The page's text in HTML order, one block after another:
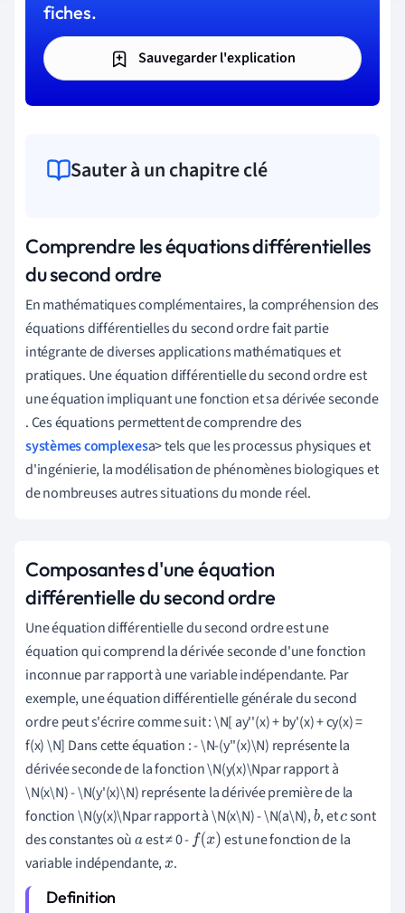
fiches.
Sauvegarder l'explication
Sauter à un chapitre clé
Comprendre les équations différentielles
du second ordre
Enmathématiquescomplémentaires,lacompréhensiondes
équationsdifférentiellesdusecondordrefaitpartie
intégrantedediversesapplicationsmathématiqueset
pratiques. Uneéquationdifférentielledusecondordreest
uneéquationimpliquantunefonctionetsadérivéeseconde
.Ceséquationspermettentdecomprendredes
systèmes complexesa>telsquelesprocessusphysiqueset
d'ingénierie,lamodélisationdephénomènesbiologiqueset
denombreusesautressituationsdumonderéel.
Composantes d'une équation
différentielle du second ordre
Une équation différentielle du second ordre est une
équation qui comprend la dérivée seconde d'une fonction
inconnue par rapport à une variable indépendante. Par
exemple, une équation différentielle générale du second
ordre peut s'écrire comme suit : \N[ ay''(x) + by'(x) + cy(x) =
f(x) \N] Dans cette équation : - \N-(y''(x)\N) représente la
dérivée seconde de la fonction \N(y(x)\Npar rapport à
\N(x\N) - \N(y'(x)\N) représente la dérivée première de la
fonction \N(y(x)\Npar rapport à \N(x\N) - \N(a\N),b, etcsont
des constantes oùaest ≠ 0 -f(x)
est une fonction de la
variable indépendante,x.